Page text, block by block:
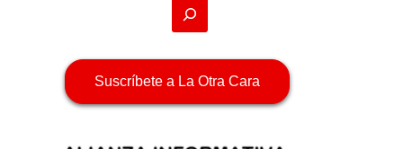
Suscríbete a La Otra Cara